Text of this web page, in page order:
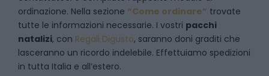
ordinazione. Nella sezione “Come ordinare” trovate
tutte le informazioni necessarie. I vostri pacchi
natalizi, con Regali Digusto, saranno doni graditi che
lasceranno un ricordo indelebile. Effettuiamo spedizioni
in tutta Italia e all’estero.